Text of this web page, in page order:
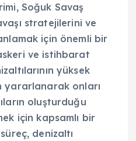
Soğuk Savaş
stratejilerini ve
için önemli bir
ve istihbarat
yüksek
yararlanarak onları
oluşturduğu
için kapsamlı bir
denizaltı